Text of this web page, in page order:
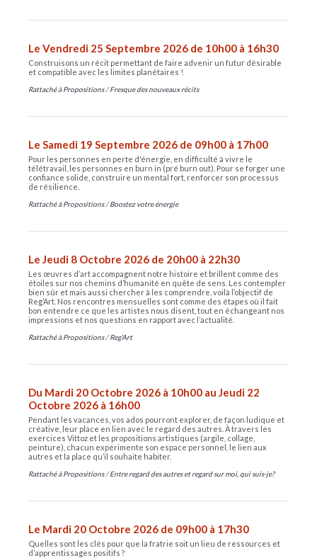
Le Vendredi 25 Septembre 2026 de 10h00 à 16h30
Construisons un récit permettant de faire advenir un futur désirable
et compatible avec les limites planétaires !
Rattaché à Propositions /Fresque des nouveaux récits
Le Samedi 19 Septembre 2026 de 09h00 à 17h00
Pour les personnes en perte d'énergie, en difficulté à vivre le
télétravail, les personnes en burn in (pré burn out). Pour se forger une
confiance solide, construire un mental fort, renforcer son processus
de résilience.
Rattaché à Propositions /Boostez votre énergie
Le Jeudi 8 Octobre 2026 de 20h00 à 22h30
Les œuvres d’art accompagnent notre histoire et brillent comme des
étoiles sur nos chemins d’humanité en quête de sens. Les contempler
bien sûr et mais aussi chercher à les comprendre, voilà l’objectif de
Reg’Art. Nos rencontres mensuelles sont comme des étapes où il fait
bon entendre ce que les artistes nous disent, tout en échangeant nos
impressions et nos questions en rapport avec l’actualité.
Rattaché à Propositions /Reg'Art
Du Mardi 20 Octobre 2026 à 10h00 au Jeudi 22
Octobre 2026 à 16h00
Pendant les vacances, vos ados pourront explorer, de façon ludique et
créative, leur place en lien avec le regard des autres. À travers les
exercices Vittoz et les propositions artistiques (argile, collage,
peinture), chacun expérimente son espace personnel, le lien aux
autres et la place qu’il souhaite habiter.
Rattaché à Propositions /Entre regard des autres et regard sur moi, qui suis-je?
Le Mardi 20 Octobre 2026 de 09h00 à 17h30
Quelles sont les clés pour que la fratrie soit un lieu de ressources et
d’apprentissages positifs ?